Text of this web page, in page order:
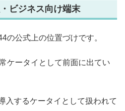
ビジネス向け端末
の公式上の位置づけです。
ケータイとして前面に出てい
入するケータイとして扱われて